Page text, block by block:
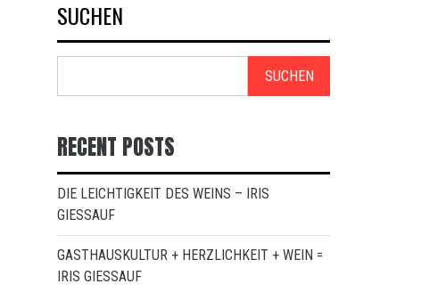
SUCHEN
SUCHEN
RECENT POSTS
DIE LEICHTIGKEIT DES WEINS – IRIS
GIESSAUF
GASTHAUSKULTUR + HERZLICHKEIT + WEIN =
IRIS GIESSAUF